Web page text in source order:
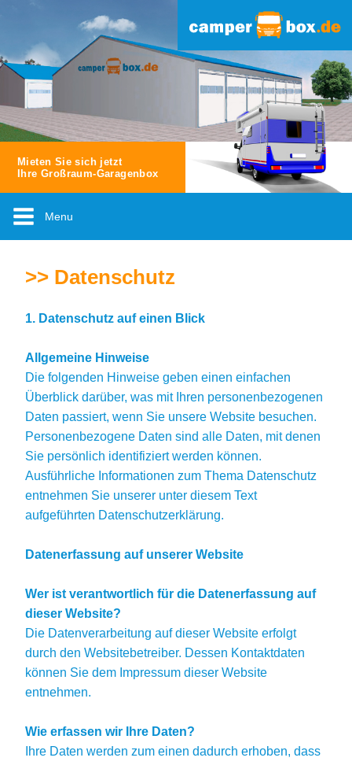
Mieten Sie sich jetzt
Ihre Großraum-Garagenbox
Menu
>> Datenschutz
1. Datenschutz auf einen Blick
Allgemeine Hinweise
Die folgenden Hinweise geben einen einfachen
Überblick darüber, was mit Ihren personenbezogenen
Daten passiert, wenn Sie unsere Website besuchen.
Personenbezogene Daten sind alle Daten, mit denen
Sie persönlich identifiziert werden können.
Ausführliche Informationen zum Thema Datenschutz
entnehmen Sie unserer unter diesem Text
aufgeführten Datenschutzerklärung.
Datenerfassung auf unserer Website
Wer ist verantwortlich für die Datenerfassung auf
dieser Website?
Die Datenverarbeitung auf dieser Website erfolgt
durch den Websitebetreiber. Dessen Kontaktdaten
können Sie dem Impressum dieser Website
entnehmen.
Wie erfassen wir Ihre Daten?
Ihre Daten werden zum einen dadurch erhoben, dass